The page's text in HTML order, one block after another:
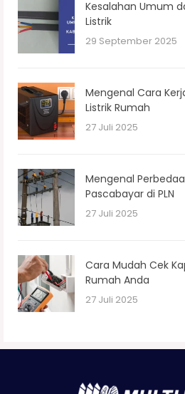
Kesalahan Umum
Listrik
29 September 2025
Mengenal Cara
Listrik Rumah
27 Juli 2025
Mengenal
Pascabayar di PLN
27 Juli 2025
Cara Mudah Cek
Rumah Anda
27 Juli 2025